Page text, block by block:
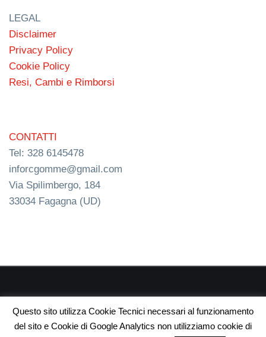
LEGAL
Disclaimer
Privacy Policy
Cookie Policy
Resi, Cambi e Rimborsi
CONTATTI
Tel: 328 6145478
inforcgomme@gmail.com
Via Spilimbergo, 184
33034 Fagagna (UD)
webdesign
Questo sito utilizza Cookie Tecnici necessari al funzionamento
del sito e Cookie di Google Analytics non utilizziamo cookie di